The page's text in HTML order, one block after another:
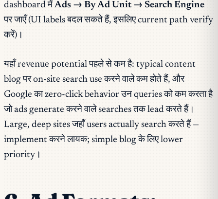
dashboard में Ads → By Ad Unit → Search Engine
पर जाएँ (UI labels बदल सकते हैं, इसलिए current path verify
करें)।
यहाँ revenue potential पहले से कम है: typical content
blog पर on-site search use करने वाले कम होते हैं, और
Google का zero-click behavior उन queries को कम करता है
जो ads generate करने वाले searches तक lead करते हैं।
Large, deep sites जहाँ users actually search करते हैं —
implement करने लायक; simple blog के लिए lower
priority।